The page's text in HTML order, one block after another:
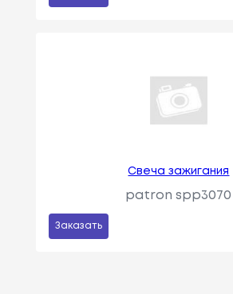
Свеча зажигания
patron spp3070
Заказать